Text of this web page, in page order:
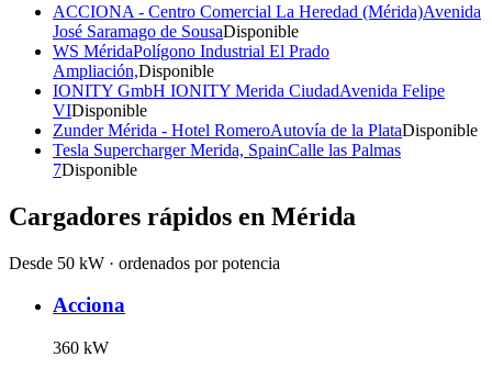
ACCIONA - Centro Comercial La Heredad (Mérida)Avenida
José Saramago de SousaDisponible
WS MéridaPolígono Industrial El Prado
Ampliación,Disponible
IONITY GmbH IONITY Merida CiudadAvenida Felipe
VIDisponible
Zunder Mérida - Hotel RomeroAutovía de la PlataDisponible
Tesla Supercharger Merida, SpainCalle las Palmas
7Disponible
Cargadores rápidos en Mérida
Desde 50 kW · ordenados por potencia
Acciona
360 kW